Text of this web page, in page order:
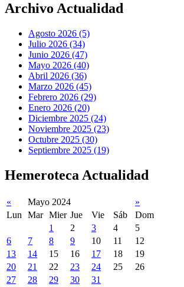
Archivo Actualidad
Agosto 2026 (5)
Julio 2026 (34)
Junio 2026 (47)
Mayo 2026 (40)
Abril 2026 (36)
Marzo 2026 (45)
Febrero 2026 (29)
Enero 2026 (20)
Diciembre 2025 (24)
Noviembre 2025 (23)
Octubre 2025 (30)
Septiembre 2025 (19)
Hemeroteca Actualidad
« Mayo 2024
»
Lun
Mar Mier Jue Vie Sáb
Dom
1
2 3 4
5
6
7 8 9 10 11
12
13
14 15 16 17 18
19
20
21 22 23 24 25
26
27
28 29 30 31